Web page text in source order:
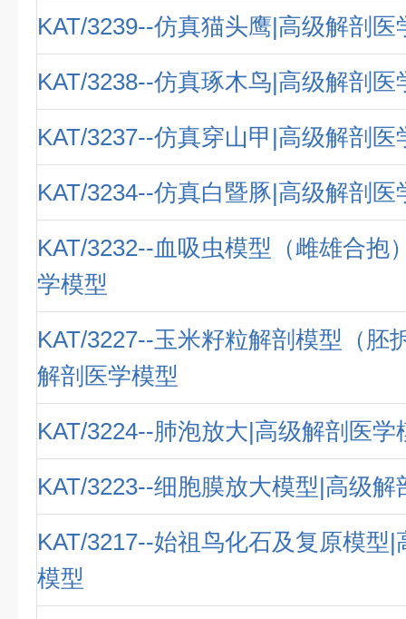
KAT/3239--仿真猫头鹰|高级解剖医
KAT/3238--仿真琢木鸟|高级解剖医
KAT/3237--仿真穿山甲|高级解剖医
KAT/3234--仿真白暨豚|高级解剖医
KAT/3232--血吸虫模型（雌雄合抱
学模型
KAT/3227--玉米籽粒解剖模型（胚
解剖医学模型
KAT/3224--肺泡放大|高级解剖医学
KAT/3223--细胞膜放大模型|高级解
KAT/3217--始祖鸟化石及复原模型|
模型